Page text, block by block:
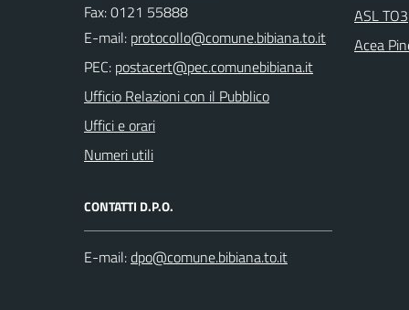
Fax: 0121 55888
E-mail:
PEC:
Ufficio Relazioni con il Pubblico
Uffici e orari
Numeri utili
CONTATTI D.P.O.
E-mail:
ASL TO3
Acea